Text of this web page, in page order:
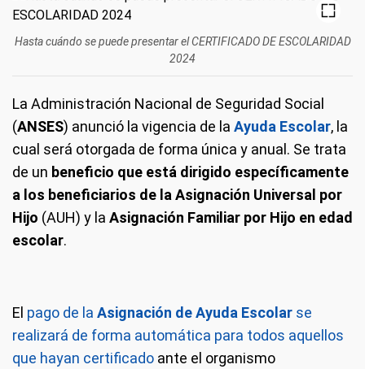
Hasta cuándo se puede presentar el CERTIFICADO DE ESCOLARIDAD
2024
La Administración Nacional de Seguridad Social
(ANSES) anunció la vigencia de la Ayuda Escolar, la
cual será otorgada de forma única y anual. Se trata
de un beneficio que está dirigido específicamente
a los beneficiarios de la Asignación Universal por
Hijo (AUH) y la Asignación Familiar por Hijo en edad
escolar.
El pago de la Asignación de Ayuda Escolar se
realizará de forma automática para todos aquellos
que hayan certificado ante el organismo